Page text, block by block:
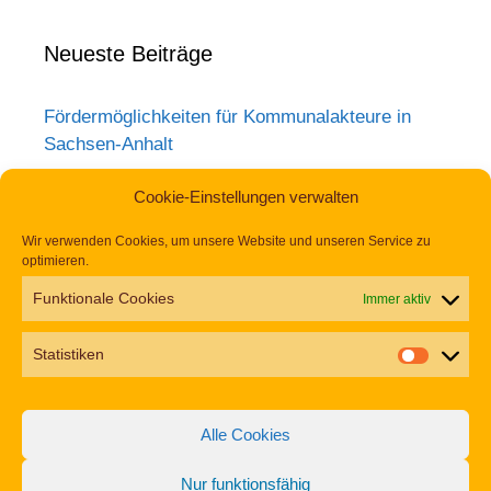
Cookie-Einstellungen verwalten
Wir verwenden Cookies, um unsere Website und unseren Service zu
optimieren.
Funktionale Cookies Immer aktiv
Statistiken
Alle Cookies
Nur funktionsfähig
Neueste Beiträge
Fördermöglichkeiten für Kommunalakteure in
Sachsen-Anhalt
lebenswertes Quartier“
Aktionswochen „Gemeinsam für Inklusion in
Mansfeld-Südharz“ 2026
Frauentagsveranstaltung in Hettstedt:
Begegnung, Wertschätzung und starke Impulse
für Teilhabe
Rosarium Sangerhausen
Tag der Begegnung 2026 – Jetzt anmelden und